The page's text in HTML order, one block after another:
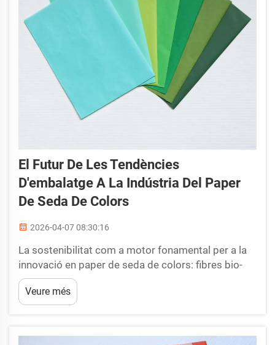
El Futur De Les Tendències
D'embalatge A La Indústria Del Paper
De Seda De Colors
2026-04-07 08:30:16
La sostenibilitat com a motor fonamental per a la
innovació en paper de seda de colors: fibres bio-
basades i revestiments lliures de plàstic que
milloren el rendiment ecològic. Cada cop més
fabricants es decanten per utilitzar fibres bio-
residual i de rapi...
Veure més